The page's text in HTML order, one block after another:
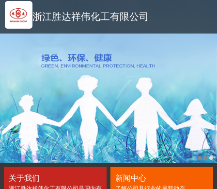
浙江胜达祥伟化工有限公司
关于我们 新闻中心